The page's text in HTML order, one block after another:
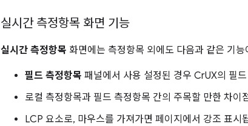
실시간 측정항목 화면 기능
실시간 측정항목 화면에는 측정항목 외에도 다음과 같은 기능
필드 측정항목 패널에서 사용 설정된 경우 CrUX의 필
로컬 측정항목과 필드 측정항목 간의 주목할 만한 차이
LCP 요소로, 마우스를 가져가면 페이지에서 강조 표시